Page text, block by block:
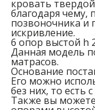
кровать
благодаря
позвоночника и
искривление.
6 опор выстой h
Данная модель
матрасов.
Основание
Его можно
без них, то есть
Также вы